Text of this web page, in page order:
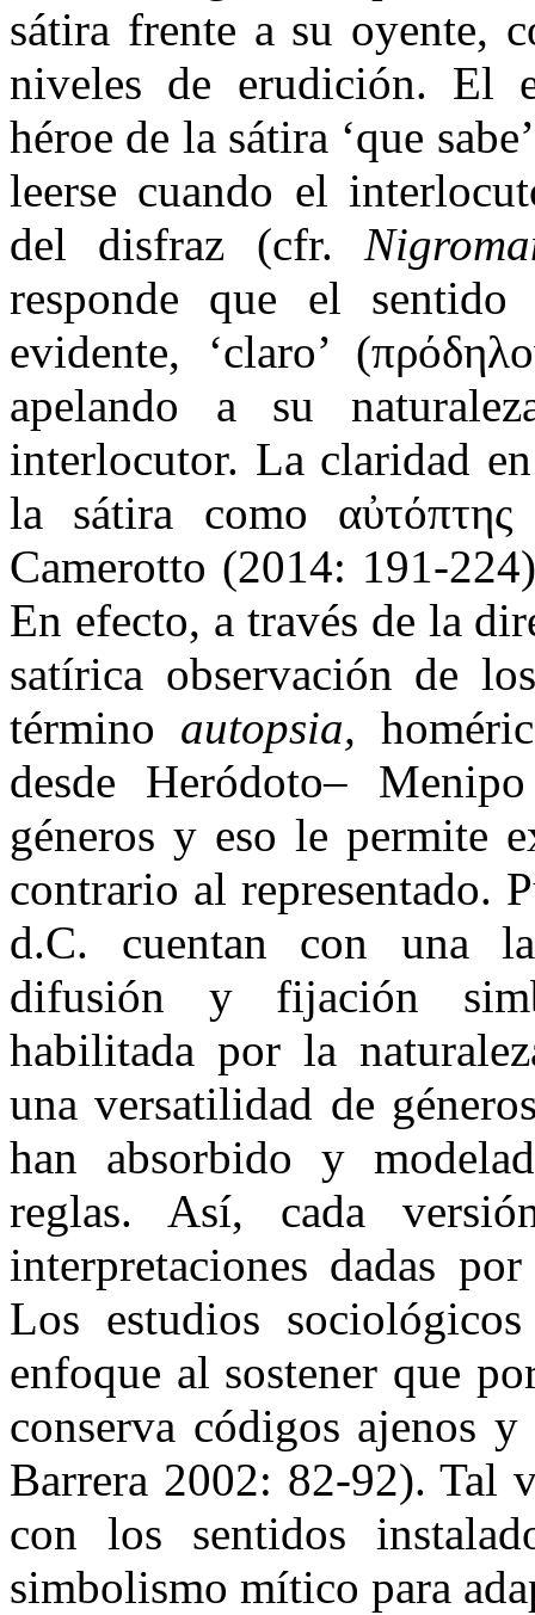
sátira frente a su oyente,
niveles de erudición. El
héroe de la sátira ‘que
leerse cuando el
del disfraz (cfr.
responde que el
evidente, ‘claro’
apelando a su
interlocutor. La claridad
la sátira como
Camerotto (2014: 191-
En efecto, a través de la
satírica observación de
término autopsia,
desde Heródoto–
géneros y eso le permite
contrario al representado.
d.C. cuentan con una
difusión y fijación
habilitada por la
una versatilidad de
han absorbido y
reglas. Así, cada
interpretaciones dadas
Los estudios
enfoque al sostener que
conserva códigos ajenos
Barrera 2002: 82-92). Tal
con los sentidos
simbolismo mítico para